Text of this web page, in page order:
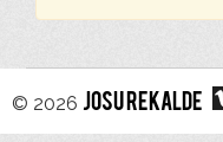
© 2026 JOSU REKALDE